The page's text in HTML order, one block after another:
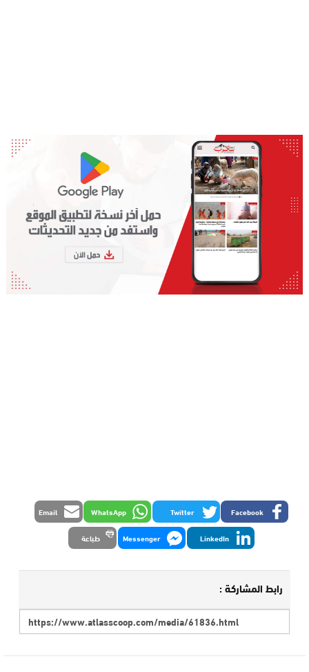
Facebook
Twitter
WhatsApp
Email
LinkedIn
Messenger طباعة
رابط المشاركة :